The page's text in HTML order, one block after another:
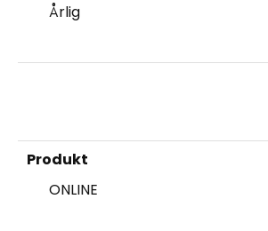
Årlig
Produkt
ONLINE